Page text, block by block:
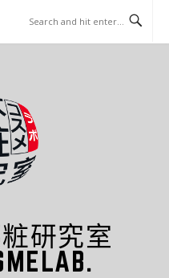
研究室